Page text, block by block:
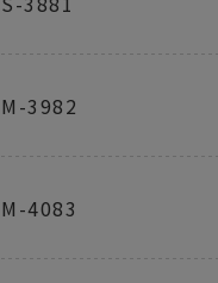
M-3982
M-4083